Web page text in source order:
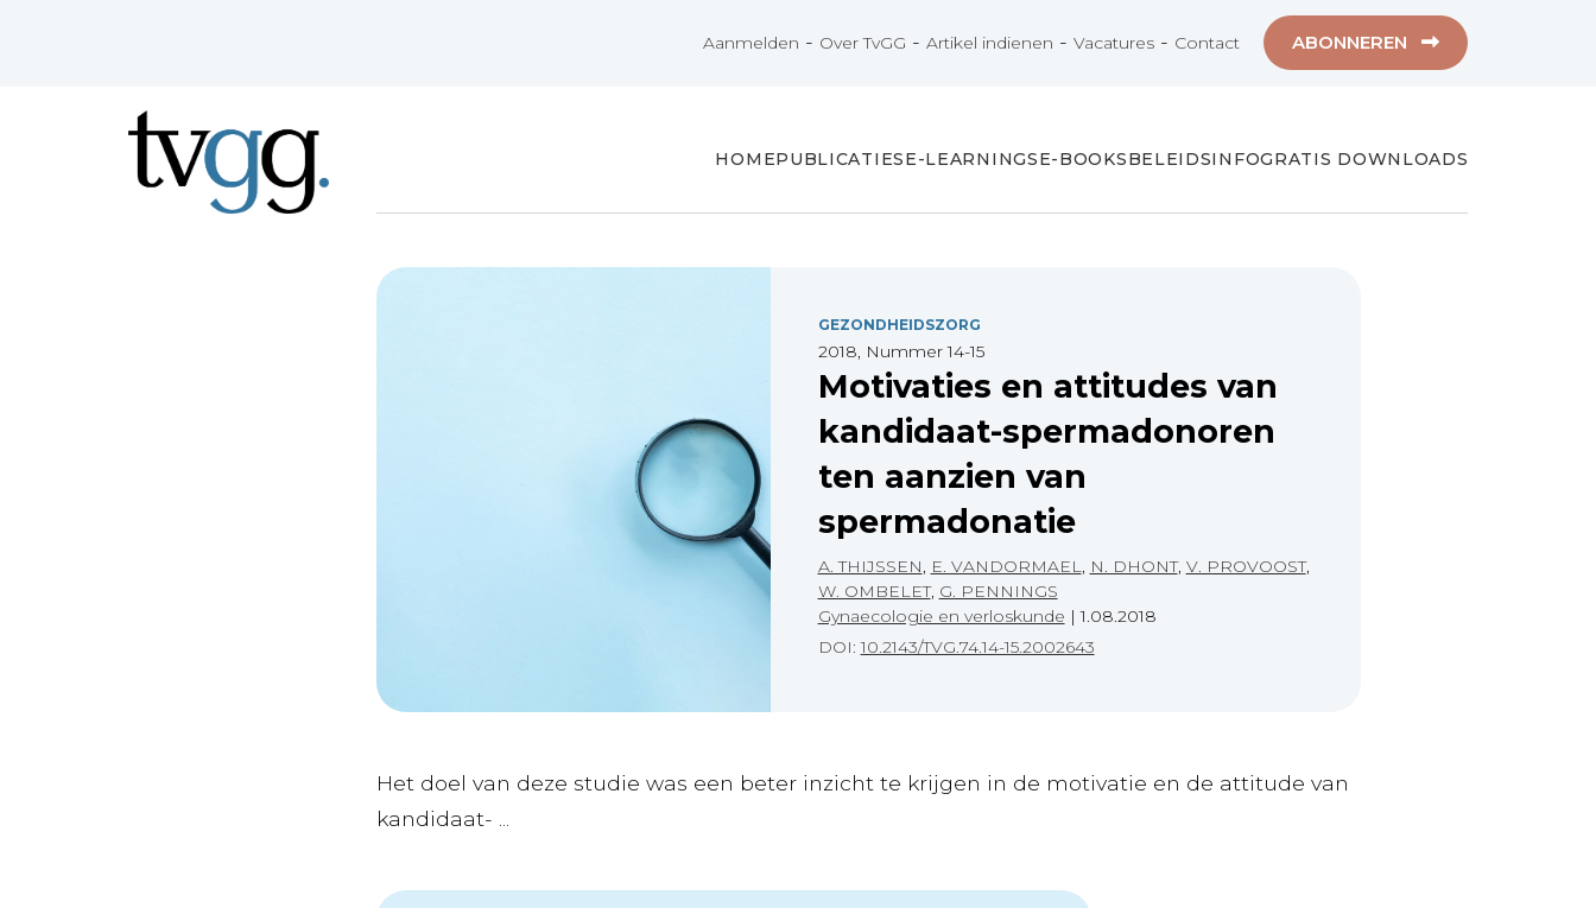
Aanmelden - Over TvGG -Artikel indienen -Vacatures - Contact ABONNEREN
HOMEPUBLICATIESE-LEARNINGSE-BOOKSBELEIDSINFOGRATIS DOWNLOADS
GEZONDHEIDSZORG
2018, Nummer 14-15
Motivaties en attitudes van
kandidaat-spermadonoren
ten aanzien van
spermadonatie
A. THIJSSEN, E. VANDORMAEL, N. DHONT, V. PROVOOST,
W. OMBELET, G. PENNINGS
Gynaecologie en verloskunde |1.08.2018
DOI:10.2143/TVG.74.14-15.2002643
Het doel van deze studie was een beter inzicht te krijgen in de motivatie en de attitude van
kandidaat- ...